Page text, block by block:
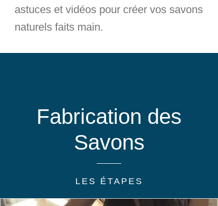
astuces et vidéos pour créer vos savons
naturels faits main.
Fabrication des
Savons
LES ÉTAPES